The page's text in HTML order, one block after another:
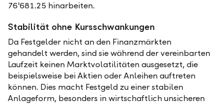
76'681.25 hinarbeiten.
Stabilität ohne Kursschwankungen
Da Festgelder nicht an den Finanzmärkten
gehandelt werden, sind sie während der vereinbarten
Laufzeit keinen Marktvolatilitäten ausgesetzt, die
beispielsweise bei Aktien oder Anleihen auftreten
können. Dies macht Festgeld zu einer stabilen
Anlageform, besonders in wirtschaftlich unsicheren